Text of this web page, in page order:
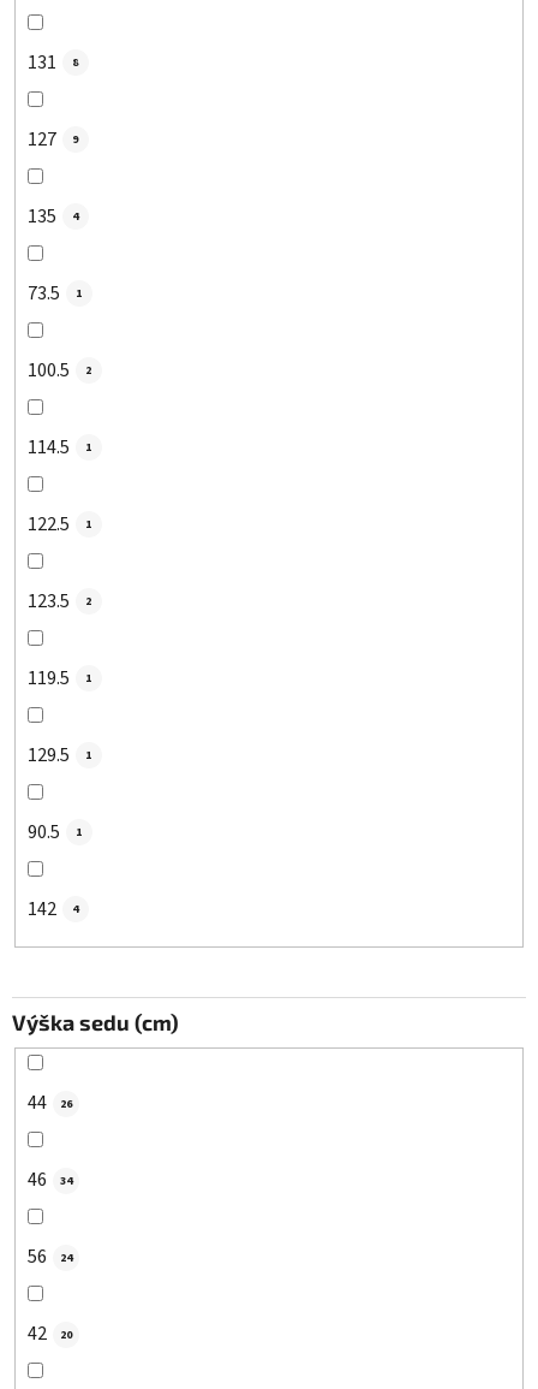
131 8
127 9
135 4
73.5 1
100.5 2
114.5 1
122.5 1
123.5 2
119.5 1
129.5 1
90.5 1
142 4
Výška sedu (cm)
44 26
46 34
56 24
42 20